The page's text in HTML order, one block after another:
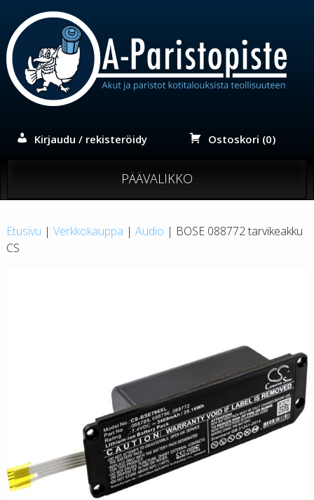
sisältöön
Kirjaudu / rekisteröidy Ostoskori (0)
PÄÄVALIKKO
Etusivu | Verkkokauppa | Audio | BOSE 088772 tarvikeakku
CS